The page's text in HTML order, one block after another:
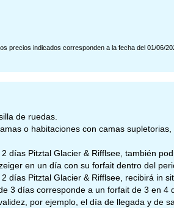
precios indicados corresponden a la fecha del 01/06/
de ruedas.
o habitaciones con camas
días Pitztal Glacier & Rifflsee, también
en un día con su forfait dentro del
días Pitztal Glacier & Rifflsee, recibirá in
3 días corresponde a un forfait de 3 en
por ejemplo, el día de llegada y de